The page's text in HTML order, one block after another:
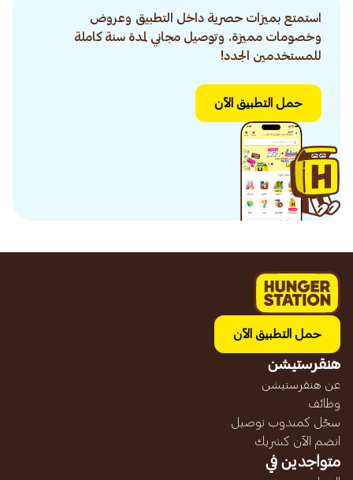
استمتع بميزات حصرية داخل التطبيق وعروض
وخصومات مميزة. وتوصيل مجاني لمدة سنة كاملة
للمستخدمين الجدد!
حمل التطبيق الآن
حمل التطبيق الآن
هنقرستيشن
عن هنقرستيشن
وظائف
سجّل كمندوب توصيل
انضم الآن كشريك
متواجدين في